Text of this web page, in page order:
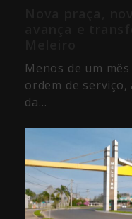
Menos de um
ordem de
da…